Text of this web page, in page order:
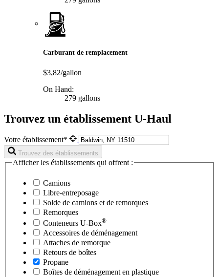
Carburant de remplacement
$3,82/gallon
On Hand:
279 gallons
Trouvez un établissement U-Haul
Votre établissement*
Trouvez des établissements
Afficher les établissements qui offrent :
Camions
Libre-entreposage
Solde de camions et de remorques
Remorques
Conteneurs U-Box®
Accessoires de déménagement
Attaches de remorque
Retours de boîtes
Propane
Boîtes de déménagement en plastique